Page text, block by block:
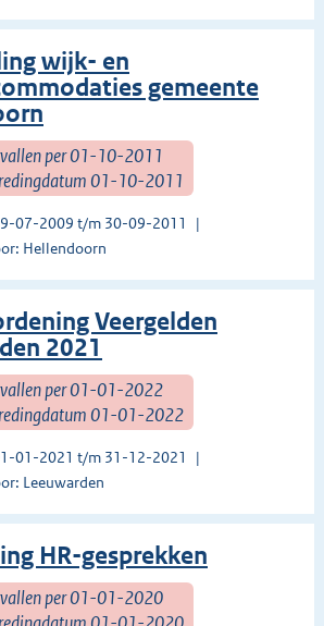
wijk- en
gemeente
per 01-10-2011
01-10-2011
07-2009 t/m 30-09-2011
Hellendoorn
Veergelden
2021
per 01-01-2022
01-01-2022
01-2021 t/m 31-12-2021
Leeuwarden
HR-gesprekken
per 01-01-2020